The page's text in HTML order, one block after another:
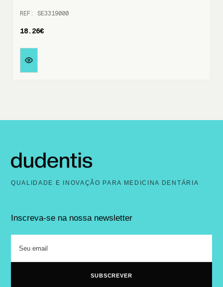
REF: SE3319000
18.26€
QUALIDADE E INOVAÇÃO PARA MEDICINA DENTÁRIA
Inscreva-se na nossa newsletter